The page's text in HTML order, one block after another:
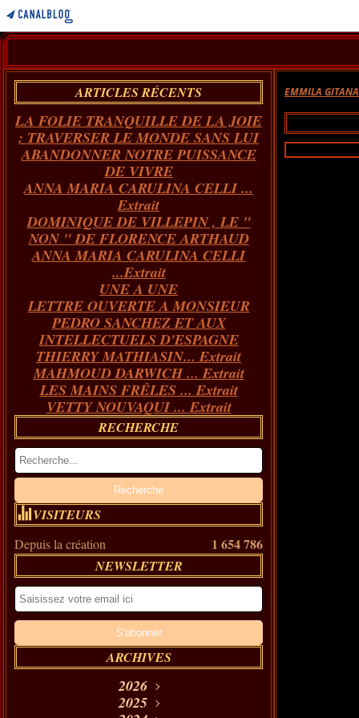
ARTICLES RÉCENTS
LA FOLIE TRANQUILLE DE LA JOIE
: TRAVERSER LE MONDE SANS LUI
ABANDONNER NOTRE PUISSANCE
DE VIVRE
ANNA MARIA CARULINA CELLI ...
Extrait
DOMINIQUE DE VILLEPIN , LE "
NON " DE FLORENCE ARTHAUD
ANNA MARIA CARULINA CELLI
...Extrait
UNE A UNE
LETTRE OUVERTE A MONSIEUR
PEDRO SANCHEZ ET AUX
INTELLECTUELS D'ESPAGNE
THIERRY MATHIASIN... Extrait
MAHMOUD DARWICH ... Extrait
LES MAINS FRÊLES ... Extrait
VETTY NOUVAQUI ... Extrait
RECHERCHE
VISITEURS
Depuis la création 1 654 786
NEWSLETTER
ARCHIVES
2026
Août(11)
2025
EMMILA GITANA